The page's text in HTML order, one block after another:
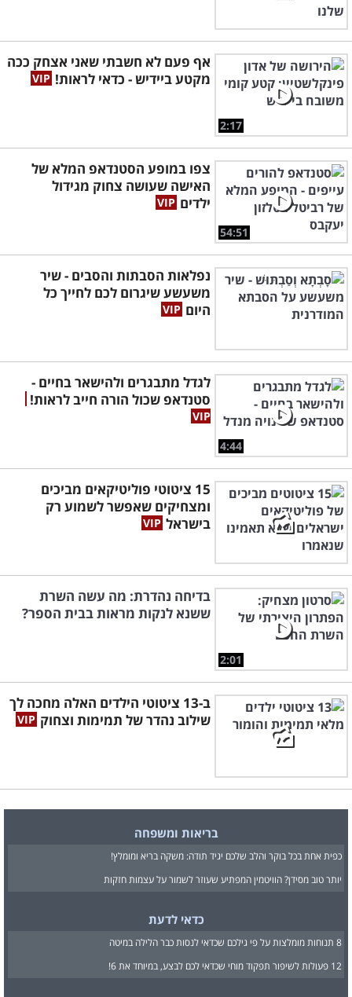
2:17
אף פעם לא חשבתי שאני אצחק ככה
מקטע ביידיש - כדאי לראות!
54:51
צפו במופע הסטנדאפ המלא של
האישה שעושה צחוק מגידול
ילדים
נפלאות הסבתות והסבים - שיר
משעשע שיגרום לכם לחייך כל
היום
4:44
לגדל מתבגרים ולהישאר בחיים -
סטנדאפ שכול הורה חייב לראות!
15 ציטוטי פוליטיקאים מביכים
ומצחיקים שאפשר לשמוע רק
בישראל
2:01
בדיחה נהדרת: מה עשה השרת
ששנא לנקות מראות בבית הספר?
ב-13 ציטוטי הילדים האלה מחכה לך
שילוב נהדר של תמימות וצחוק
בריאות ומשפחה
כפית אחת בכל בוקר והלב שלכם יגיד תודה: משקה בריא ומומלץ!
יותר טוב מסידן? הוויטמין המפתיע שעוזר לשמור על עצמות חזקות
כדאי לדעת
8 תנוחות מומלצות על פי גילכם שכדאי לנסות כבר הלילה במיטה
12 פעולות לשיפור תפקוד מוחי שכדאי לכם לבצע, במיוחד את 6!